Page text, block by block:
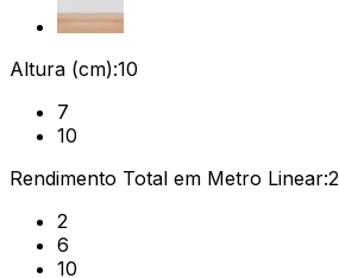
Altura (cm):10
7
10
Rendimento Total em Metro Linear:2
2
6
10